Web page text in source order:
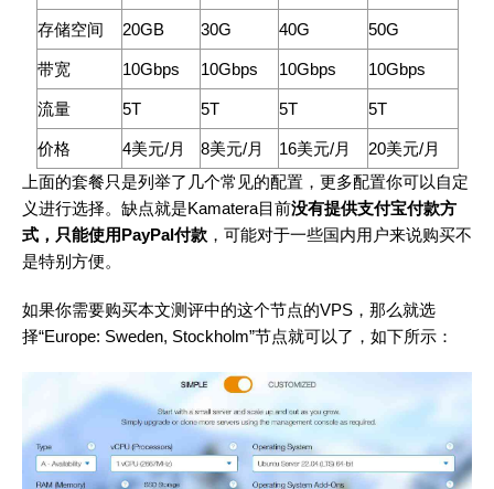
存储空间 20GB 30G 40G 50G
带宽 10Gbps 10Gbps 10Gbps 10Gbps
流量 5T 5T 5T 5T
价格 4美元/月 8美元/月 16美元/月
20美元/月
上面的套餐只是列举了几个常见的配置，更多配置你可以自定
义进行选择。缺点就是Kamatera目前没有提供支付宝付款方
式，只能使用PayPal付款 ，可能对于一些国内用户来说购买不
是特别方便。
如果你需要购买本文测评中的这个节点的VPS，那么就选
择“Europe: Sweden, Stockholm”节点就可以了，如下所示：